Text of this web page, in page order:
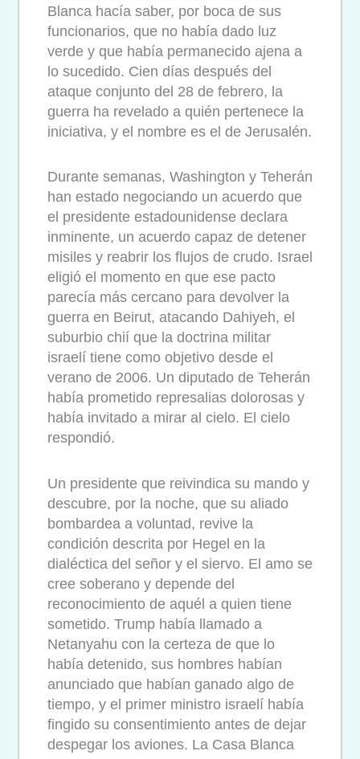
Blanca hacía saber, por boca de sus
funcionarios, que no había dado luz
verde y que había permanecido ajena a
lo sucedido. Cien días después del
ataque conjunto del 28 de febrero, la
guerra ha revelado a quién pertenece la
iniciativa, y el nombre es el de Jerusalén.
Durante semanas, Washington y Teherán
han estado negociando un acuerdo que
el presidente estadounidense declara
inminente, un acuerdo capaz de detener
misiles y reabrir los flujos de crudo. Israel
eligió el momento en que ese pacto
parecía más cercano para devolver la
guerra en Beirut, atacando Dahiyeh, el
suburbio chií que la doctrina militar
israelí tiene como objetivo desde el
verano de 2006. Un diputado de Teherán
había prometido represalias dolorosas y
había invitado a mirar al cielo. El cielo
respondió.
Un presidente que reivindica su mando y
descubre, por la noche, que su aliado
bombardea a voluntad, revive la
condición descrita por Hegel en la
dialéctica del señor y el siervo. El amo se
cree soberano y depende del
reconocimiento de aquél a quien tiene
sometido. Trump había llamado a
Netanyahu con la certeza de que lo
había detenido, sus hombres habían
anunciado que habían ganado algo de
tiempo, y el primer ministro israelí había
fingido su consentimiento antes de dejar
despegar los aviones. La Casa Blanca